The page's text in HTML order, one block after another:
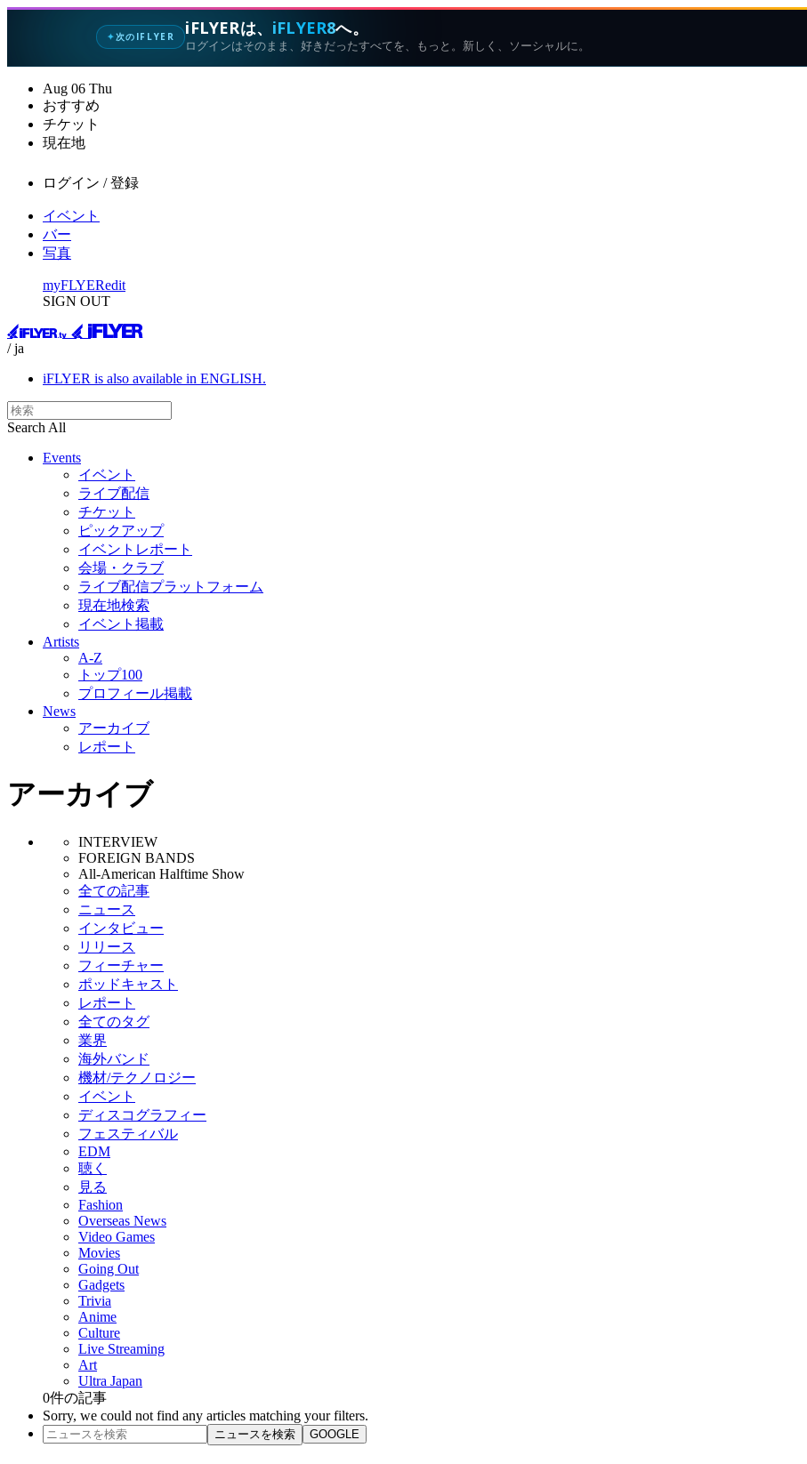
✦次のIFLYER iFLYERは、 iFLYER8へ。
ログインはそのまま、好きだったすべてを、もっと。新しく、ソーシャルに。
Aug 06 Thu
おすすめ
チケット
現在地
ログイン / 登録
イベント
バー
写真
myFLYERedit
SIGN OUT
/ ja
iFLYER is also available in ENGLISH.
Search All
Events
イベント
ライブ配信
チケット
ピックアップ
イベントレポート
会場・クラブ
ライブ配信プラットフォーム
現在地検索
イベント掲載
Artists
A-Z
トップ100
プロフィール掲載
News
アーカイブ
レポート
アーカイブ
INTERVIEW
FOREIGN BANDS
All-American Halftime Show
全ての記事
ニュース
インタビュー
リリース
フィーチャー
ポッドキャスト
レポート
全てのタグ
業界
海外バンド
機材/テクノロジー
イベント
ディスコグラフィー
フェスティバル
EDM
聴く
見る
Fashion
Overseas News
Video Games
Movies
Going Out
Gadgets
Trivia
Anime
Culture
Live Streaming
Art
Ultra Japan
0件の記事
Sorry, we could not find any articles matching your filters.
ニュースを検索 GOOGLE